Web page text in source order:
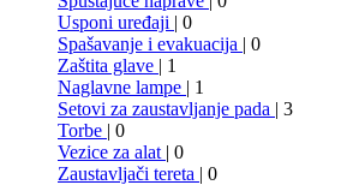
Usponi uređaji | 0
Spašavanje i evakuacija | 0
Zaštita glave | 1
Naglavne lampe | 1
Setovi za zaustavljanje pada | 3
Torbe | 0
Vezice za alat | 0
Zaustavljači tereta | 0